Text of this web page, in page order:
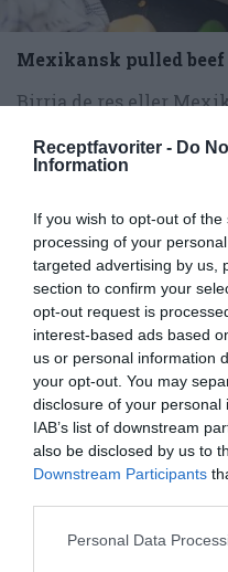
Receptfavoriter - Do
Information
If you wish to opt-out of
processing of your
targeted advertising by us,
section to confirm your
opt-out request is
interest-based ads based
us or personal information
your opt-out. You may
disclosure of your
IAB’s list of downstream
also be disclosed by us to
Downstream Participants
Personal Data
Mexikansk pulled beef
Birria de res eller
RECEPT